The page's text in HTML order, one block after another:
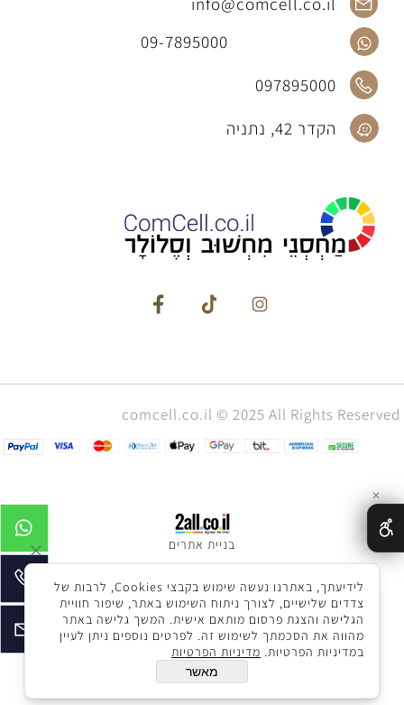
09-7895000
097895000
הקדר 42, נתניה
comcell.co.il © 2025 All Rights Reserved
בניית אתרים
✕
לידיעתך, באתרנו נעשה שימוש בקבצי Cookies, לרבות של
צדדים שלישיים, לצורך ניתוח השימוש באתר, שיפור חוויית
הגלישה והצגת פרסום מותאם אישית. המשך גלישה באתר
מהווה את הסכמתך לשימוש זה. לפרטים נוספים ניתן לעיין
במדיניות הפרטיות. מדיניות הפרטיות
מאשר